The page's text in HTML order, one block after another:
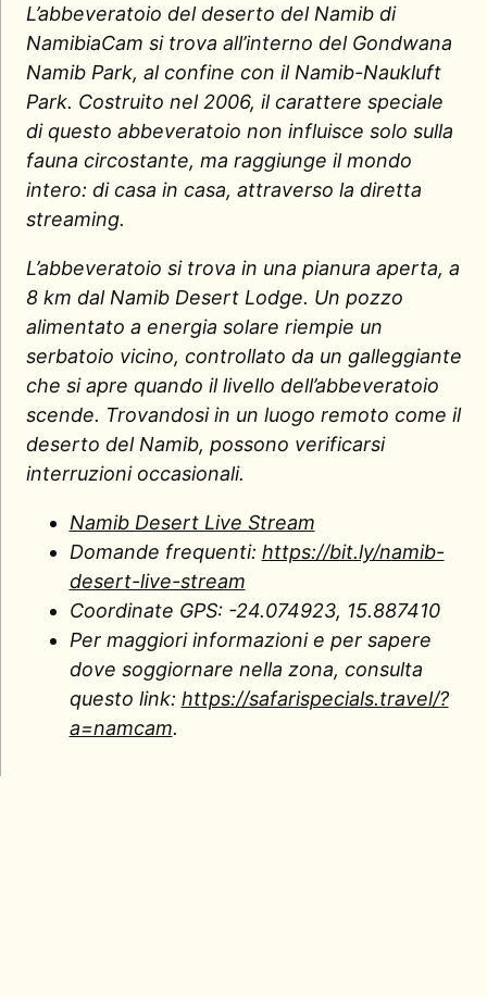
L’abbeveratoio del deserto del Namib di
NamibiaCam si trova all’interno del Gondwana
Namib Park, al confine con il Namib-Naukluft
Park. Costruito nel 2006, il carattere speciale
di questo abbeveratoio non influisce solo sulla
fauna circostante, ma raggiunge il mondo
intero: di casa in casa, attraverso la diretta
streaming.
L’abbeveratoio si trova in una pianura aperta, a
8 km dal Namib Desert Lodge. Un pozzo
alimentato a energia solare riempie un
serbatoio vicino, controllato da un galleggiante
che si apre quando il livello dell’abbeveratoio
scende. Trovandosi in un luogo remoto come il
deserto del Namib, possono verificarsi
interruzioni occasionali.
Namib Desert Live Stream
Domande frequenti: https://bit.ly/namib-
desert-live-stream
Coordinate GPS: -24.074923, 15.887410
Per maggiori informazioni e per sapere
dove soggiornare nella zona, consulta
questo link: https://safarispecials.travel/?
a=namcam.